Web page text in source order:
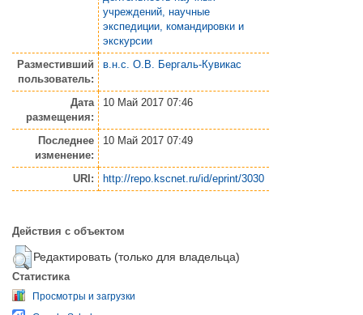
учреждений, научные
экспедиции, командировки и
экскурсии
Разместивший
пользователь:
в.н.с. О.В. Бергаль-Кувикас
Дата
размещения:
10 Май 2017 07:46
Последнее
изменение:
10 Май 2017 07:49
URI: http://repo.kscnet.ru/id/eprint/3030
Действия с объектом
Редактировать (только для владельца)
Статистика
Просмотры и загрузки